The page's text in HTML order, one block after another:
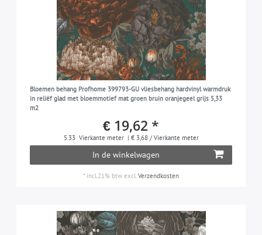
Bloemen behang Profhome 399793-GU vliesbehang hardvinyl warmdruk
in reliëf glad met bloemmotief mat groen bruin oranjegeel grijs 5,33
m2
€ 19,62 *
5.33 Vierkante meter | € 3,68 / Vierkante meter
In de winkelwagen
* incl.21% btw excl. Verzendkosten